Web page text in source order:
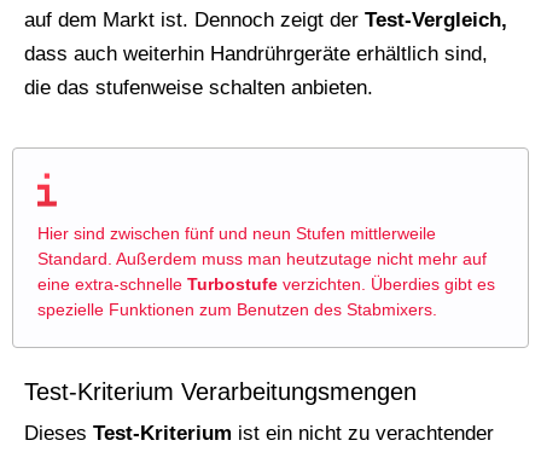
auf dem Markt ist. Dennoch zeigt der Test-Vergleich,
dass auch weiterhin Handrührgeräte erhältlich sind,
die das stufenweise schalten anbieten.
Hier sind zwischen fünf und neun Stufen mittlerweile
Standard. Außerdem muss man heutzutage nicht mehr auf
eine extra-schnelle Turbostufe verzichten. Überdies gibt es
spezielle Funktionen zum Benutzen des Stabmixers.
Test-Kriterium Verarbeitungsmengen
Dieses Test-Kriterium ist ein nicht zu verachtender